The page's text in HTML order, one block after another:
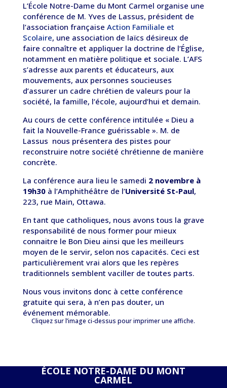
L’École Notre-Dame du Mont Carmel organise une
conférence de M. Yves de Lassus, président de
l’association française Action Familiale et
Scolaire, une association de laïcs désireux de
faire connaître et appliquer la doctrine de l’Église,
notamment en matière politique et sociale. L’AFS
s’adresse aux parents et éducateurs, aux
mouvements, aux personnes soucieuses
d’assurer un cadre chrétien de valeurs pour la
société, la famille, l’école, aujourd’hui et demain.
Au cours de cette conférence intitulée « Dieu a
fait la Nouvelle-France guérissable ». M. de
Lassus nous présentera des pistes pour
reconstruire notre société chrétienne de manière
concrète.
La conférence aura lieu le samedi 2 novembre à
19h30à l’Amphithéâtre de l’Université St-Paul,
223, rue Main, Ottawa.
En tant que catholiques, nous avons tous la grave
responsabilité de nous former pour mieux
connaitre le Bon Dieu ainsi que les meilleurs
moyen de le servir, selon nos capacités. Ceci est
particulièrement vrai alors que les repères
traditionnels semblent vaciller de toutes parts.
Nous vous invitons donc à cette conférence
gratuite qui sera, à n’en pas douter, un
événement mémorable.
Cliquez sur l’image ci-dessus pour imprimer une affiche.
ÉCOLE NOTRE-DAME DU MONT
CARMEL